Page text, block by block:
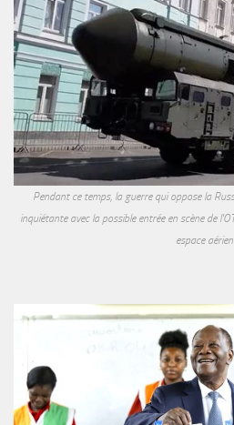
Pendant ce temps, la guerre qui oppose la
inquiétante avec la possible entrée en scène de
espace aérien